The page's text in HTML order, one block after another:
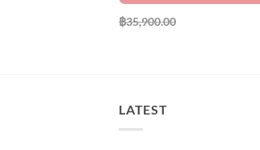
฿35,900.00
LATEST